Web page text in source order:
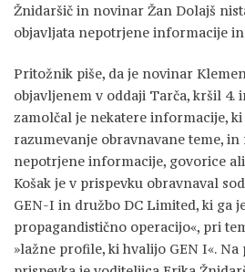
Žnidaršič in novinar Žan Dolajš
objavljata nepotrjene informacije
Pritožnik piše, da je novinar
objavljenem v oddaji Tarča, kršil 4.
zamolčal je nekatere informacije,
razumevanje obravnavane teme,
nepotrjene informacije, govorice
Košak je v prispevku obravnaval
GEN-I in družbo DC Limited, ki ga
propagandistično operacijo«, pri
»lažne profile, ki hvalijo GEN I«.